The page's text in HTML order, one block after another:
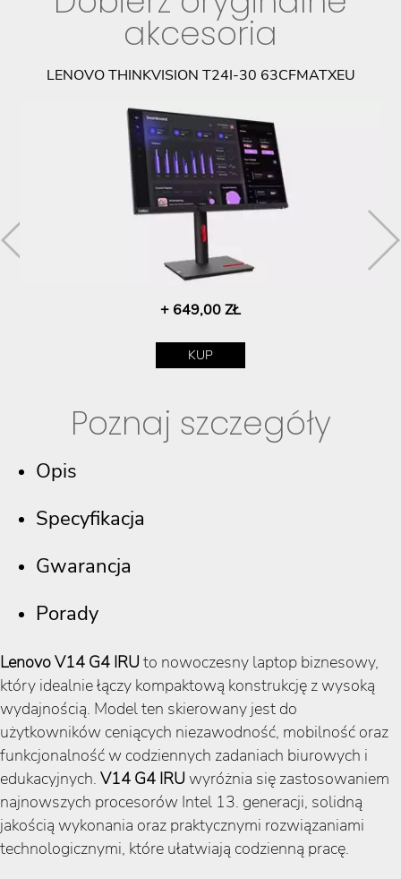
akcesoria
LENOVO THINKVISION T24I-30 63CFMATXEU
+ 649,00 ZŁ
KUP
Poznaj szczegóły
Opis
Specyfikacja
Gwarancja
Porady
Lenovo V14 G4 IRU to nowoczesny laptop biznesowy,
który idealnie łączy kompaktową konstrukcję z wysoką
wydajnością. Model ten skierowany jest do
użytkowników ceniących niezawodność, mobilność oraz
funkcjonalność w codziennych zadaniach biurowych i
edukacyjnych. V14 G4 IRU wyróżnia się zastosowaniem
najnowszych procesorów Intel 13. generacji, solidną
jakością wykonania oraz praktycznymi rozwiązaniami
technologicznymi, które ułatwiają codzienną pracę.